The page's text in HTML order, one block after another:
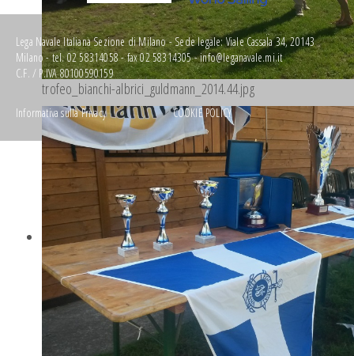
trofeo_bianchi-albrici_guldmann_2014.44.jpg
Lega Navale Italiana Sezione di Milano - Sede legale: Viale Cassala 34, 20143
Milano - tel. 02 58314058 - fax 02 58314305 -info@leganavale.mi.it
C.F. / P.IVA 80100590159
Informativa sulla Privacy COOKIE POLICY web bysofos LAB srl